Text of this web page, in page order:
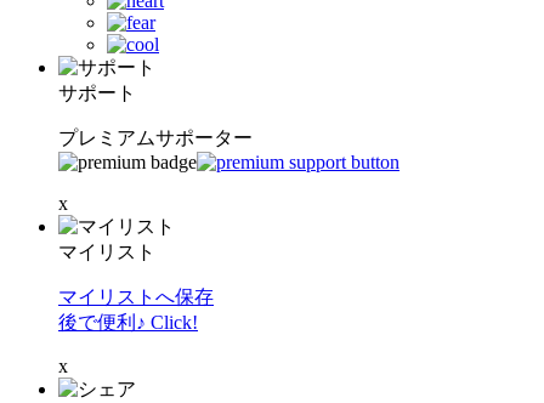
サポート
プレミアムサポーター
x
マイリスト
マイリストへ保存
後で便利♪ Click!
x